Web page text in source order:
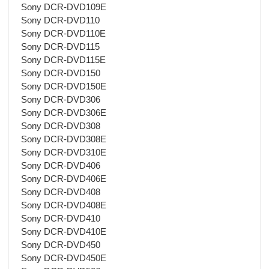
Sony DCR-DVD109E
Sony DCR-DVD110
Sony DCR-DVD110E
Sony DCR-DVD115
Sony DCR-DVD115E
Sony DCR-DVD150
Sony DCR-DVD150E
Sony DCR-DVD306
Sony DCR-DVD306E
Sony DCR-DVD308
Sony DCR-DVD308E
Sony DCR-DVD310E
Sony DCR-DVD406
Sony DCR-DVD406E
Sony DCR-DVD408
Sony DCR-DVD408E
Sony DCR-DVD410
Sony DCR-DVD410E
Sony DCR-DVD450
Sony DCR-DVD450E